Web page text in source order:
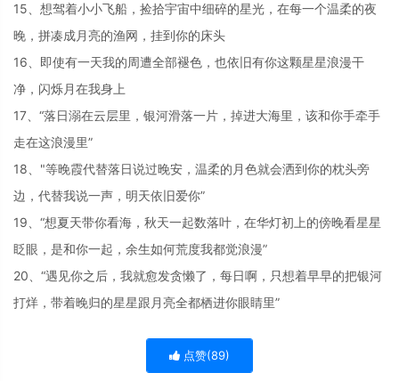
15、想驾着小小飞船，捡拾宇宙中细碎的星光，在每一个温柔的夜
晚，拼凑成月亮的渔网，挂到你的床头
16、即使有一天我的周遭全部褪色，也依旧有你这颗星星浪漫干
净，闪烁月在我身上
17、“落日溺在云层里，银河滑落一片，掉进大海里，该和你手牵手
走在这浪漫里”
18、"等晚霞代替落日说过晚安，温柔的月色就会洒到你的枕头旁
边，代替我说一声，明天依旧爱你”
19、“想夏天带你看海，秋天一起数落叶，在华灯初上的傍晚看星星
眨眼，是和你一起，余生如何荒度我都觉浪漫”
20、“遇见你之后，我就愈发贪懒了，每日啊，只想着早早的把银河
打烊，带着晚归的星星跟月亮全都栖进你眼睛里”
点赞(89)